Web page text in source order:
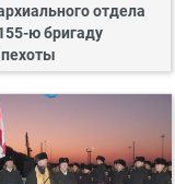
отдела
ю бригаду